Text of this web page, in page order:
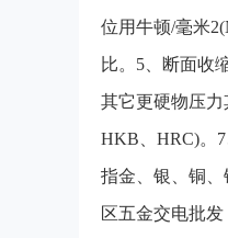
位用牛顿/毫米
比。5、断面收
其它更硬物压
HKB、HRC)。
指金、银、铜
区五金交电批发